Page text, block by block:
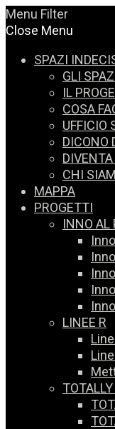
Menu Filter
Close Menu
SPAZI
GLI
IL
COSA
UFFICIO
DICONO
CHI
MAPPA
PROGETTI
INNO AL
LINEE R